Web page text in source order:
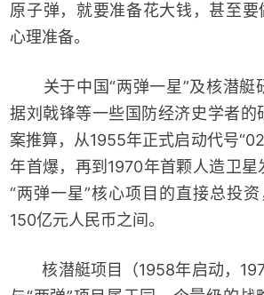
原子弹，就要准备花大钱，甚至要
心理准备。
关于中国“两弹一星”及核潜艇
据刘戟锋等一些国防经济史学者的
案推算，从1955年正式启动代号
年首爆，再到1970年首颗人造卫星
“两弹一星”核心项目的直接总投
150亿元人民币之间。
核潜艇项目（1958年启动，